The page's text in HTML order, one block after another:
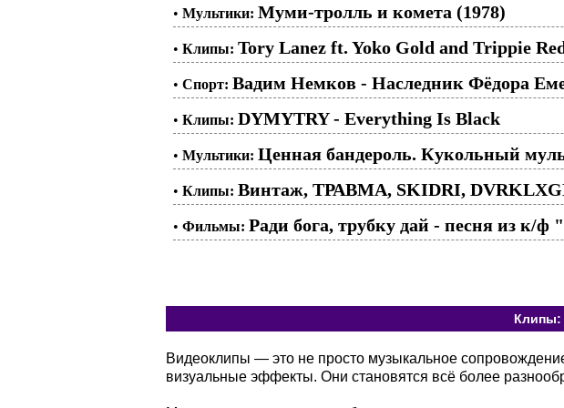
• Мультики: Муми-тролль и комета (1978)
• Клипы: Tory Lanez ft. Yoko Gold and Trippie
• Спорт: Вадим Немков - Наследник Фёдора
• Клипы: DYMYTRY - Everything Is Black
• Мультики: Ценная бандероль. Кукольный
• Клипы: Винтаж, ТРАВМА, SKIDRI,
• Фильмы: Ради бога, трубку дай - песня из к/ф
Клипы:
Видеоклипы — это не просто музыкальное
визуальные эффекты. Они становятся всё более